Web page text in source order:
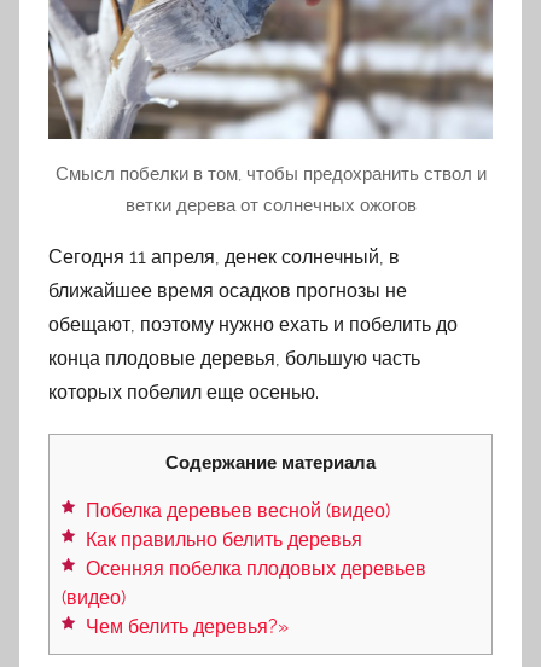
Смысл побелки в том, чтобы предохранить ствол и
ветки дерева от солнечных ожогов
Сегодня 11 апреля, денек солнечный, в
ближайшее время осадков прогнозы не
обещают, поэтому нужно ехать и побелить до
конца плодовые деревья, большую часть
которых побелил еще осенью.
Содержание материала
Побелка деревьев весной (видео)
Как правильно белить деревья
Осенняя побелка плодовых деревьев
(видео)
Чем белить деревья?»